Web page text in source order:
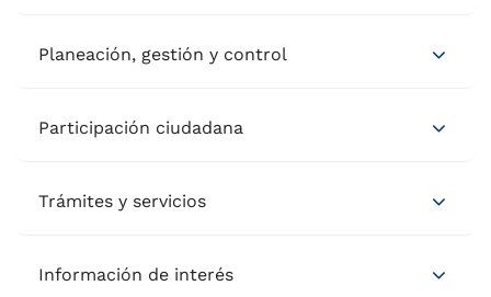
Planeación, gestión y control
Participación ciudadana
Trámites y servicios
Información de interés